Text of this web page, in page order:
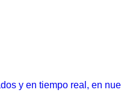
y en tiempo real, en